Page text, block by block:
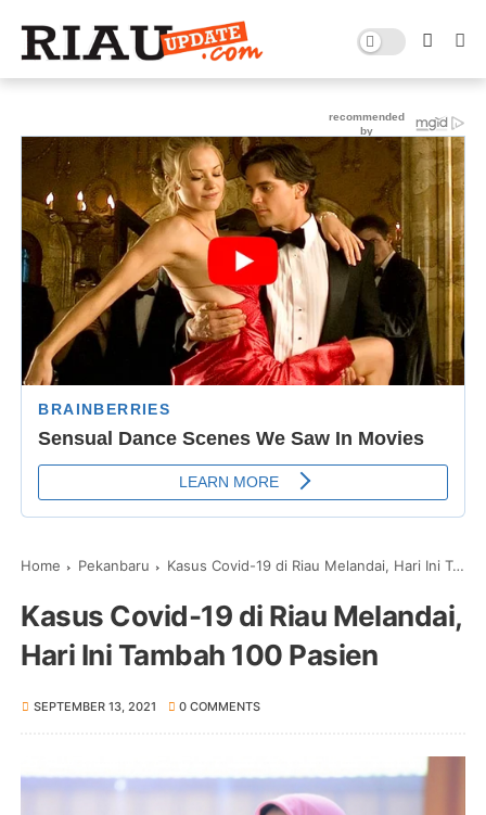
Home Pekanbaru Kasus Covid-19 di Riau Melandai, Hari Ini Tambah 100 Pasien
Kasus Covid-19 di Riau Melandai,
Hari Ini Tambah 100 Pasien
SEPTEMBER 13, 2021 0 COMMENTS